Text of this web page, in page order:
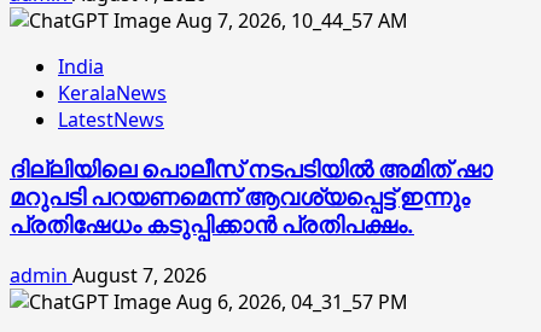
India
KeralaNews
LatestNews
ദില്ലിയിലെ പൊലീസ് നടപടിയിൽ അമിത് ഷാ
മറുപടി പറയണമെന്ന് ആവശ്യപ്പെട്ട് ഇന്നും
പ്രതിഷേധം കടുപ്പിക്കാൻ പ്രതിപക്ഷം.
admin August 7, 2026